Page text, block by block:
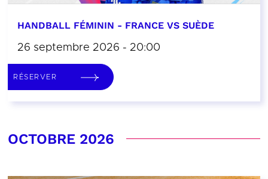
HANDBALL FÉMININ - FRANCE VS SUÈDE
26 septembre 2026 - 20:00
RÉSERVER
OCTOBRE 2026